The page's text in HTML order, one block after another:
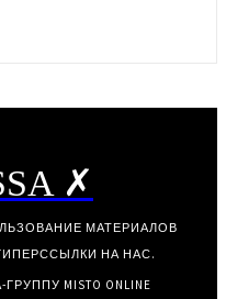
✗
МАТЕРИАЛОВ
НА НАС.
ГРУППУ MISTO ONLINE